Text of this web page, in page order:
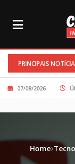
PRINCIPAIS
é resultado de
07/08/2026
Home